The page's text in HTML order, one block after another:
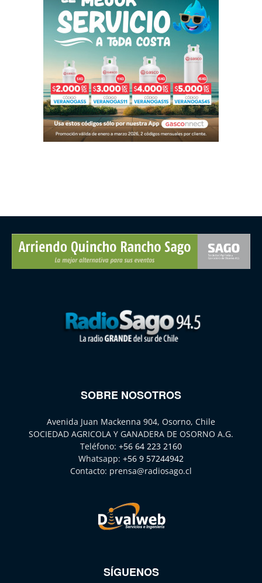
SOBRE NOSOTROS
Avenida Juan Mackenna 904, Osorno, Chile
SOCIEDAD AGRICOLA Y GANADERA DE OSORNO A.G.
Teléfono: +56 64 223 2160
Whatsapp: +56 9 57244942
Contacto: prensa@radiosago.cl
SÍGUENOS